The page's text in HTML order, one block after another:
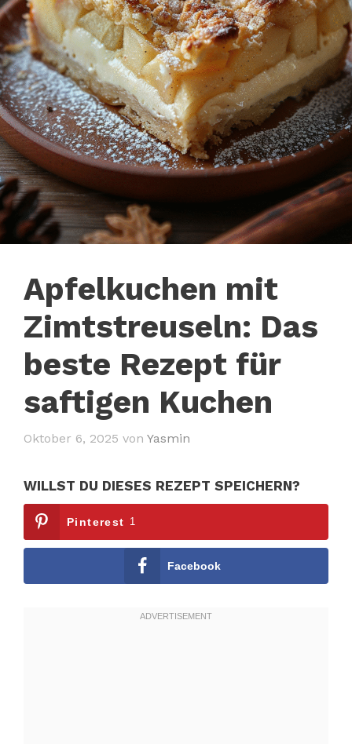
Apfelkuchen mit
Zimtstreuseln: Das
beste Rezept für
saftigen Kuchen
Oktober 6, 2025 vonYasmin
WILLST DU DIESES REZEPT SPEICHERN?
Pinterest 1
Facebook